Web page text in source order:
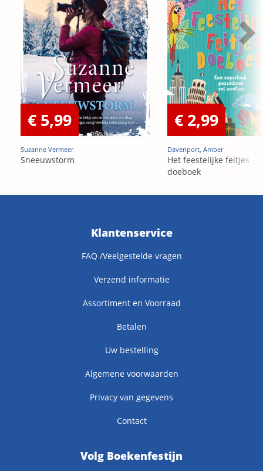
€ 5,99
Suzanne Vermeer
Sneeuwstorm
€ 2,99
Davenport, Amber
Het feestelijke feitjes
doeboek
Klantenservice
FAQ /Veelgestelde vragen
Verzend informatie
Assortiment en Voorraad
Betalen
Uw bestelling
Algemene voorwaarden
Privacy van gegevens
Contact
Volg Boekenfestijn